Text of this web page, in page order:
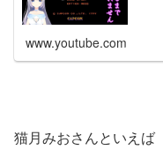
www.youtube.com
猫月みおさんといえば